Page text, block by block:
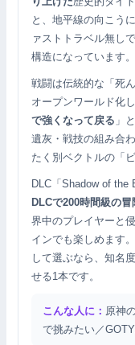
と、地平線の向こう
ァストトラベル無し
構造になっています。
戦闘は伝統的な「死
オープンワールド化
で強くなって戻る 」
遺灰・戦技の組み合
たく別ベクトルの「
DLC「Shadow of the
DLCで200時間級の
界中のプレイヤーと
インでも楽しめます
して選ぶなら、知名
せる1本です。
こんな人に： 原神
で挑みたい／